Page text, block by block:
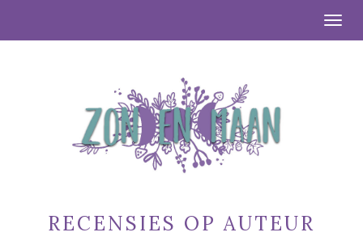
RECENSIES OP AUTEUR